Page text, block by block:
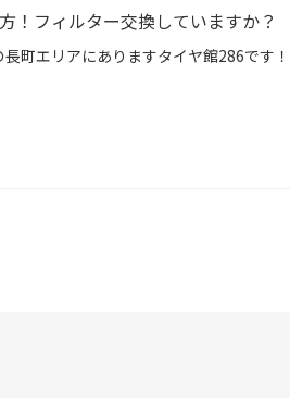
！フィルター交換していますか？